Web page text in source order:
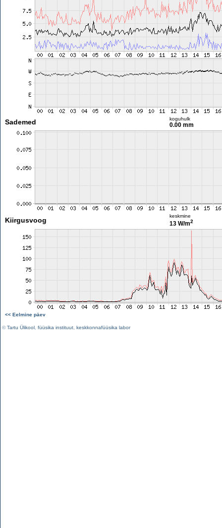
Sademed koguhulk
0.00 mm
Kiirgusvoog
keskmine
13 W/m2
<< Eelmine päev
©Tartu Ülikool füüsika instituut keskkonnafüüsika labor